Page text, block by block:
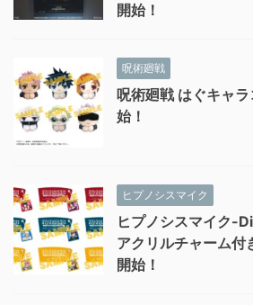
開始！
呪術廻戦
呪術廻戦 はぐキャ
始！
ヒプノシスマイク
ヒプノシスマイク-
アクリルチャーム付
開始！